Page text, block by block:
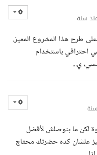
سنة
على طرح هذا المشروع المميز.
احترافي باستخدام
لكن ما بنوصلش لأفضل
علشان كده حضرتك محتاج